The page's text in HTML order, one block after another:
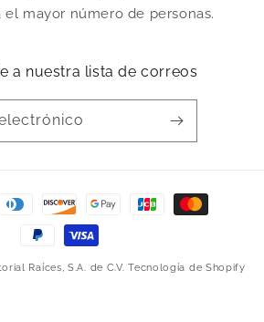
el mayor número de personas.
a nuestra lista de correos
Raíces, S.A. de C.V. Tecnología de Shopify